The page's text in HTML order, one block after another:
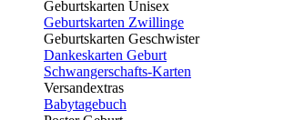
Geburtskarten Unisex
Geburtskarten Zwillinge
Geburtskarten Geschwister
Dankeskarten Geburt
Schwangerschafts-Karten
Versandextras
Babytagebuch